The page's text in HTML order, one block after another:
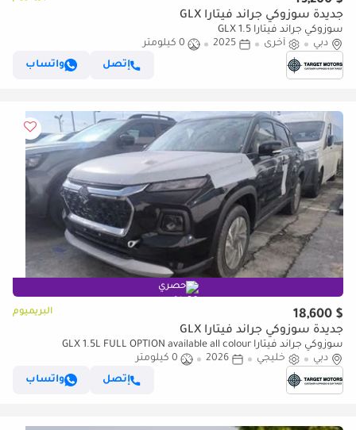
جديدة سوزوكي جراند فيتارا GLX
سوزوكي جراند فيتارا GLX 1.5
دبي
أخرى 2025
0 كيلومتر
إتصل
واتساب
حصري
$ 18,600 البريميوم
جديدة سوزوكي جراند فيتارا GLX
سوزوكي جراند فيتارا GLX 1.5L FULL OPTION available all colour
دبي
خليجي 2026
0 كيلومتر
إتصل
واتساب